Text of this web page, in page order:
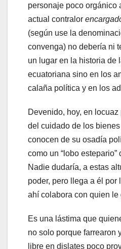
personaje poco orgánico
actual contralor
(según use la
convenga) no debería ni
un lugar en la historia de
ecuatoriana sino en los
calaña política y en los
Devenido, hoy, en
del cuidado de los
conocen de su osadía
como un “lobo estepario”
Nadie dudaría, a estas
poder, pero llega a él por
ahí colabora con quien
Es una lástima que
no solo porque farrearon
libre en dislates poco